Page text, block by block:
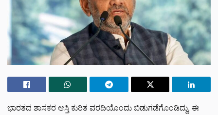
ಭಾರತದ ಶಾಸಕರ ಆಸ್ತಿ ಕುರಿತ ವರದಿಯೊಂದು ಬಿಡುಗಡೆಗೊಂಡಿದ್ದು, ಈ